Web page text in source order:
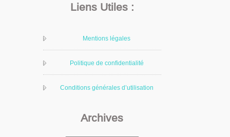
Liens Utiles :
Mentions légales
Politique de confidentialité
Conditions générales d’utilisation
Archives